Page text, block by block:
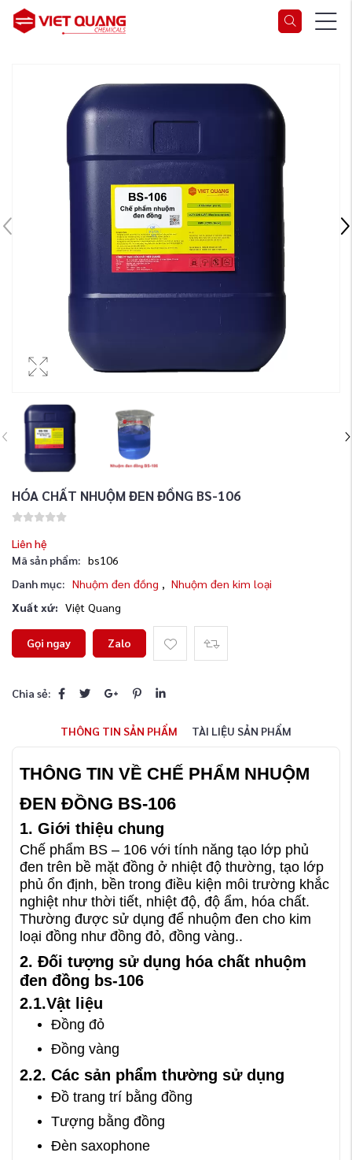
HÓA CHẤT NHUỘM ĐEN ĐỒNG BS-106
Liên hệ
Mã sản phẩm: bs106
Danh mục: Nhuộm đen đồng , Nhuộm đen kim loại
Xuất xứ: Việt Quang
Gọi ngay Zalo
Chia sẻ:
THÔNG TIN SẢN PHẨM TÀI LIỆU SẢN PHẨM
THÔNG TIN VỀ CHẾ PHẨM NHUỘM
ĐEN ĐỒNG BS-106
1. Giới thiệu chung
Chế phẩm BS – 106 với tính năng tạo lớp phủ
đen trên bề mặt đồng ở nhiệt độ thường, tạo lớp
phủ ổn định, bền trong điều kiện môi trường khắc
nghiệt như thời tiết, nhiệt độ, độ ẩm, hóa chất.
Thường được sử dụng để nhuộm đen cho kim
loại đồng như đồng đỏ, đồng vàng..
2. Đối tượng sử dụng hóa chất nhuộm
đen đồng bs-106
2.1.Vật liệu
Đồng đỏ
Đồng vàng
2.2. Các sản phẩm thường sử dụng
Đồ trang trí bằng đồng
Tượng bằng đồng
Đèn saxophone